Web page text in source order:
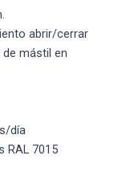
abrir/cerrar
mástil en
día
RAL 7015